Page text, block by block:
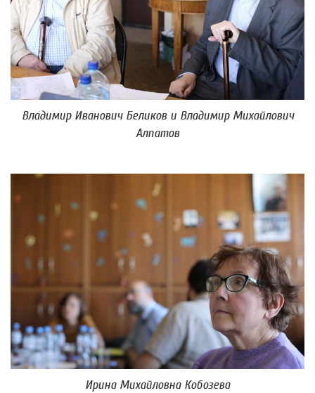
Владимир Иванович Беликов и Владимир Михайлович
Алпатов
Ирина Михайловна Кобозева